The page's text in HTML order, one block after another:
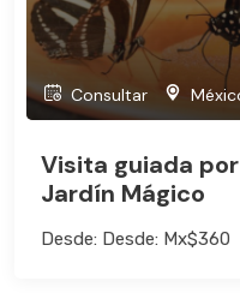
Consultar
Visita guiada
Jardín Mágico
Desde: Desde: Mx$360